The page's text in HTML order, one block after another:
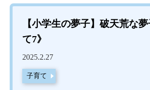
【小学生の夢子】破天荒な
て7》
2025.2.27
子育て